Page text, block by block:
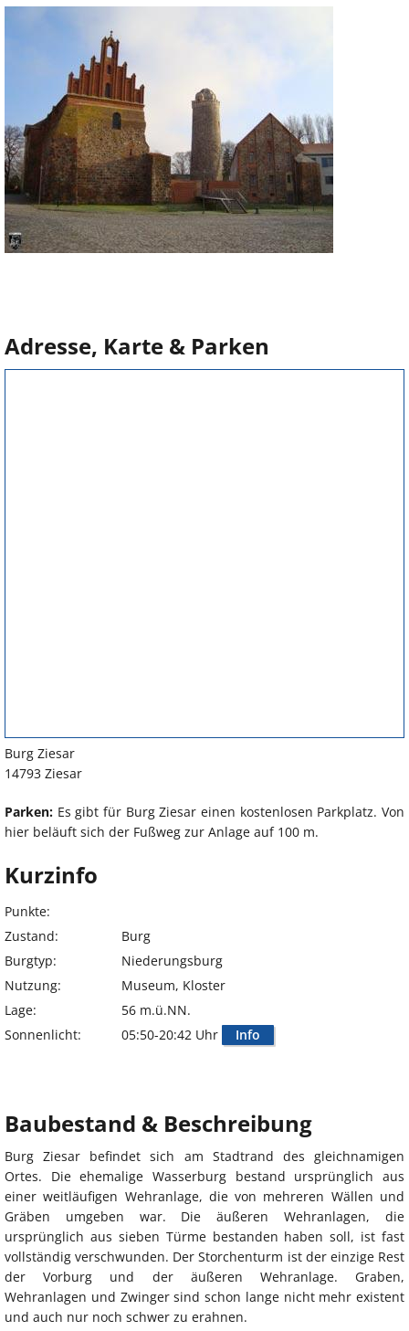
Adresse, Karte & Parken
Burg Ziesar
14793 Ziesar
Parken: Es gibt für Burg Ziesar einen kostenlosen Parkplatz. Von
hier beläuft sich der Fußweg zur Anlage auf 100 m.
Kurzinfo
Punkte:
Zustand:
Burg
Burgtyp:
Niederungsburg
Nutzung:
Museum, Kloster
Lage:
56 m.ü.NN.
Sonnenlicht:
05:50-20:42 Uhr Info
Baubestand & Beschreibung
Burg Ziesar befindet sich am Stadtrand des gleichnamigen
Ortes. Die ehemalige Wasserburg bestand ursprünglich aus
einer weitläufigen Wehranlage, die von mehreren Wällen und
Gräben umgeben war. Die äußeren Wehranlagen, die
ursprünglich aus sieben Türme bestanden haben soll, ist fast
vollständig verschwunden. Der Storchenturm ist der einzige Rest
der Vorburg und der äußeren Wehranlage. Graben,
Wehranlagen und Zwinger sind schon lange nicht mehr existent
und auch nur noch schwer zu erahnen.